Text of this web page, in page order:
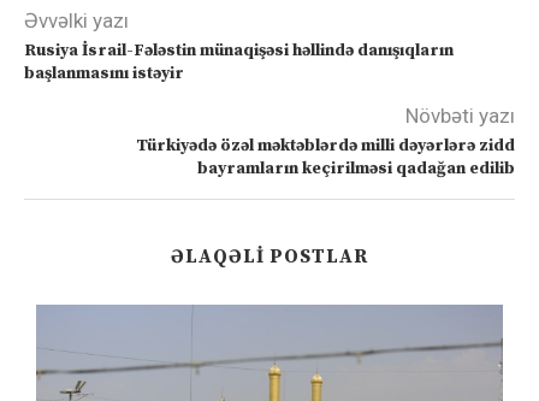
Əvvəlki yazı
Rusiya İsrail-Fələstin münaqişəsi həllində danışıqların
başlanmasını istəyir
Növbəti yazı
Türkiyədə özəl məktəblərdə milli dəyərlərə zidd
bayramların keçirilməsi qadağan edilib
ƏLAQƏLI POSTLAR